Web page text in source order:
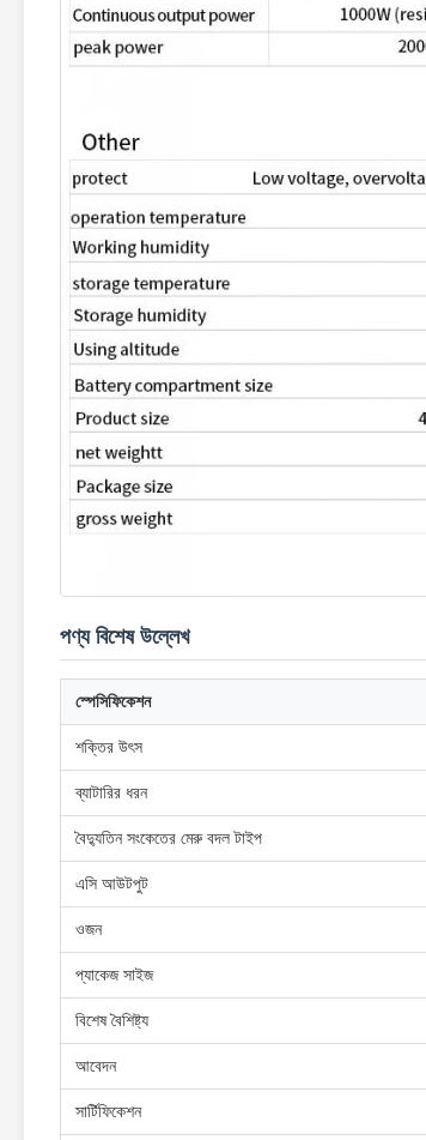
পণ্য বিশেষ উল্লেখ
স্পেসিফিকেশন
শক্তির উৎস
ব্যাটারির ধরন
বৈদ্যুতিন সংকেতের মেরু বদল টাইপ
এসি আউটপুট
ওজন
প্যাকেজ সাইজ
বিশেষ বৈশিষ্ট্য
আবেদন
সার্টিফিকেশন